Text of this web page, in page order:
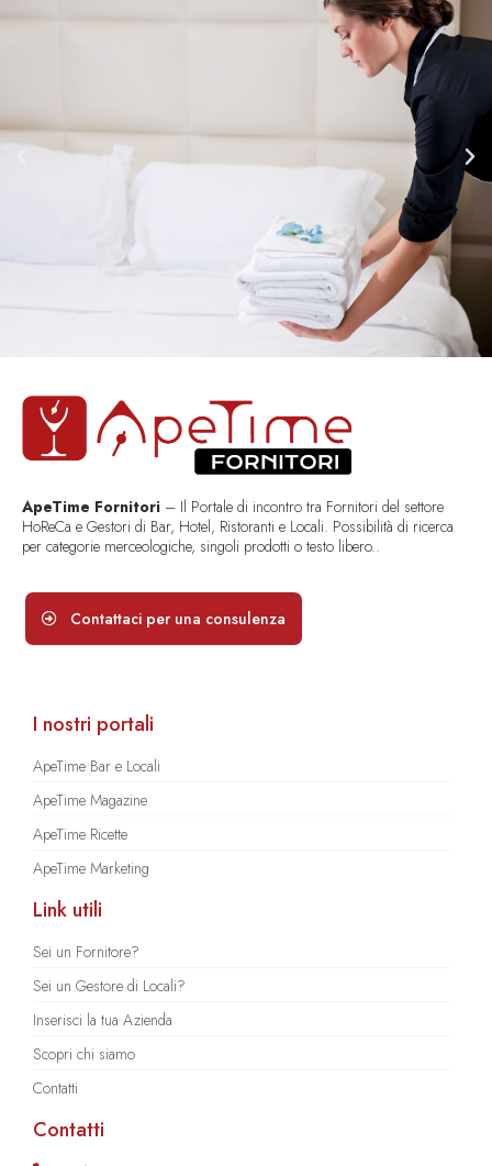
ApeTime Fornitori – Il Portale di incontro tra Fornitori del settore
HoReCa e Gestori di Bar, Hotel, Ristoranti e Locali. Possibilità di ricerca
per categorie merceologiche, singoli prodotti o testo libero..
Contattaci per una consulenza
I nostri portali
ApeTime Bar e Locali
ApeTime Magazine
ApeTime Ricette
ApeTime Marketing
Link utili
Sei un Fornitore?
Sei un Gestore di Locali?
Inserisci la tua Azienda
Scopri chi siamo
Contatti
Contatti